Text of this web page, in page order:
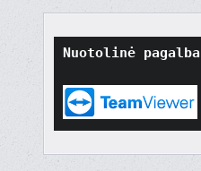
Nuotolinė pagalba